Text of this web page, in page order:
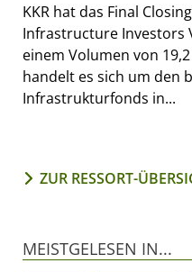
KKR hat das Final
Infrastructure Investors
einem Volumen von
handelt es sich um den
Infrastrukturfonds in...
ZUR RESSORT-
MEISTGELESEN IN...